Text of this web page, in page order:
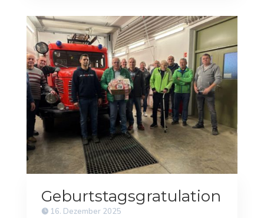
Geburtstagsgratulation
16. Dezember 2025